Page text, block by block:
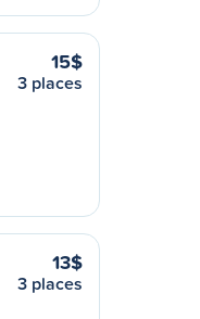
15$
3 places
13$
3 places